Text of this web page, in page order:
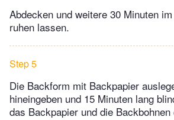
Abdecken und weitere 30 Minuten
ruhen lassen.
Step 5
Die Backform mit Backpapier
hineingeben und 15 Minuten lang
das Backpapier und die